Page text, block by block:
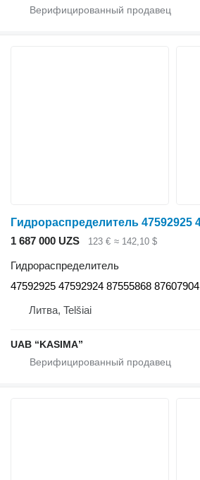
1 687 000 UZS 123 € ≈ 142,10 $
Гидрораспределитель
47592925 47592924 87555868 87607904
Литва, Telšiai
UAB “KASIMA”